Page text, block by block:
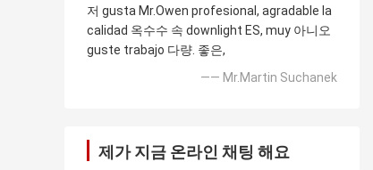
저 gusta Mr.Owen profesional, agradable la
calidad 옥수수 속 downlight ES, muy 아니오
guste trabajo 다량. 좋은,
—— Mr.Martin Suchanek
제가 지금 온라인 채팅 해요